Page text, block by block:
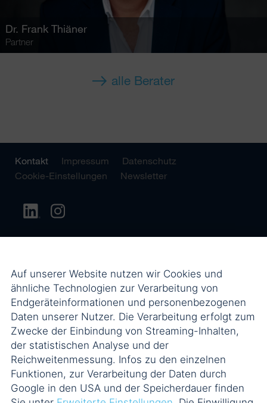
Dr. Frank Thiäner
Partner
alle Berater
Kontakt Impressum
Datenschutz
Cookie-Einstellungen
Newsletter
Auf unserer Website nutzen wir Cookies und
ähnliche Technologien zur Verarbeitung von
Endgeräteinformationen und personenbezogenen
Daten unserer Nutzer. Die Verarbeitung erfolgt zum
Zwecke der Einbindung von Streaming-Inhalten,
der statistischen Analyse und der
Reichweitenmessung. Infos zu den einzelnen
Funktionen, zur Verarbeitung der Daten durch
Google in den USA und der Speicherdauer finden